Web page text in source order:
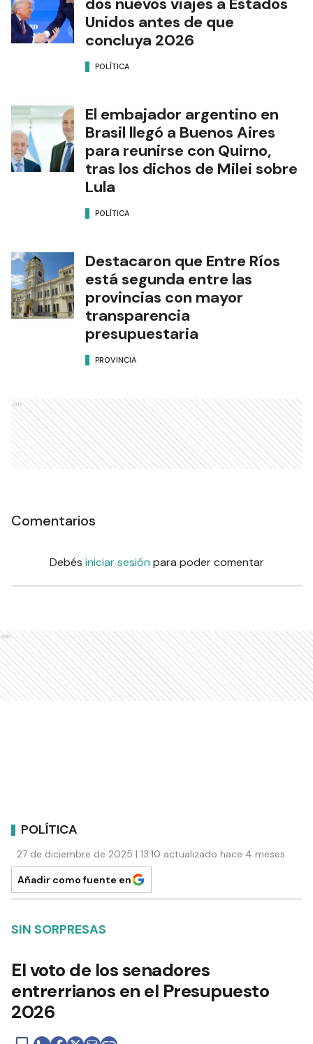
Unidos antes de que
concluya 2026
POLÍTICA
El embajador argentino en
Brasil llegó a Buenos Aires
para reunirse con Quirno,
tras los dichos de Milei sobre
Lula
POLÍTICA
Destacaron que Entre Ríos
está segunda entre las
provincias con mayor
transparencia
presupuestaria
PROVINCIA
Ads
Comentarios
Debés iniciar sesión para poder comentar
Ads
POLÍTICA
27 de diciembre de 2025 | 13:10 actualizado hace 4 meses
Añadir como fuente en
SIN SORPRESAS
El voto de los senadores
entrerrianos en el Presupuesto
2026